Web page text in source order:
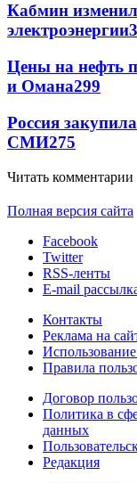
Кабмин
электроэнергии
Цены на нефть
и Омана299
Россия
СМИ275
Читать комментарии
Полная версия сайта
Facebook
Twitter
RSS-ленты
E-mail
Контакты
Реклама на
Правила
Договор
Политика в
данных
Редакция